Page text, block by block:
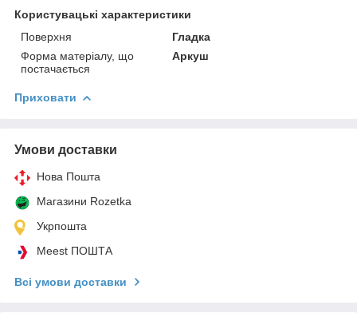
Користувацькі характеристики
Поверхня
Гладка
Форма матеріалу, що
постачається
Аркуш
Приховати
Умови доставки
Нова Пошта
Магазини Rozetka
Укрпошта
Meest ПОШТА
Всі умови доставки